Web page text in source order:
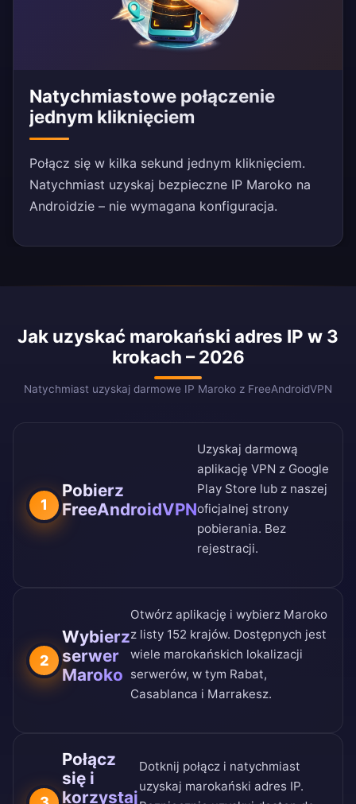
Natychmiastowe połączenie
jednym kliknięciem
Połącz się w kilka sekund jednym kliknięciem.
Natychmiast uzyskaj bezpieczne IP Maroko na
Androidzie – nie wymagana konfiguracja.
Jak uzyskać marokański adres IP w 3
krokach – 2026
Natychmiast uzyskaj darmowe IP Maroko z FreeAndroidVPN
1
Pobierz
FreeAndroidVPN
Uzyskaj darmową
aplikację VPN z Google
Play Store lub z naszej
oficjalnej strony
pobierania. Bez
rejestracji.
2
Wybierz
serwer
Maroko
Otwórz aplikację i wybierz Maroko
z listy 152 krajów. Dostępnych jest
wiele marokańskich lokalizacji
serwerów, w tym Rabat,
Casablanca i Marrakesz.
Połącz
się i
korzystaj
Dotknij połącz i natychmiast
uzyskaj marokański adres IP.